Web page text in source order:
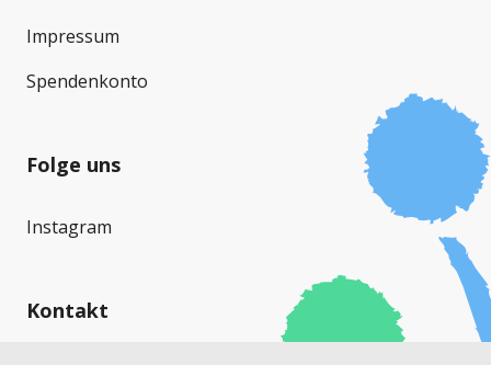
Impressum
Spendenkonto
Folge uns
Instagram
Kontakt